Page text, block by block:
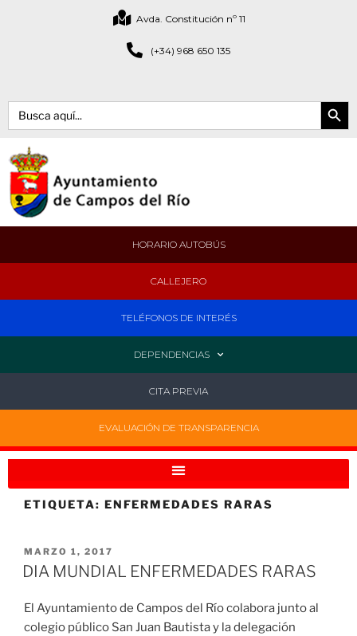
Avda. Constitución nº 11
(+34) 968 650 135
Buscar: Botón de
HORARIO AUTOBÚS
CALLEJERO
TELÉFONOS DE INTERÉS
DEPENDENCIAS
CITA PREVIA
EVALUACIÓN DE TRANSPARENCIA
ETIQUETA: ENFERMEDADES RARAS
MARZO 1, 2017
DIA MUNDIAL ENFERMEDADES RARAS
El Ayuntamiento de Campos del Río colabora junto al
colegio público San Juan Bautista y la delegación